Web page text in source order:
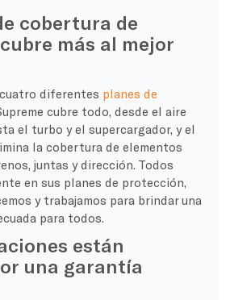
cobertura de
más al mejor
diferentes planes de
cubre todo, desde el aire
el turbo y el supercargador, y el
la cobertura de elementos
juntas y dirección. Todos
en sus planes de protección,
y trabajamos para brindar una
para todos.
están
una garantía